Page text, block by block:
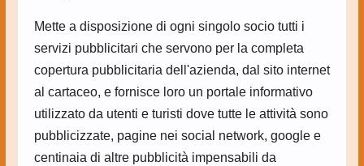
Mette a disposizione di ogni singolo socio tutti i
servizi pubblicitari che servono per la completa
copertura pubblicitaria dell'azienda, dal sito internet
al cartaceo, e fornisce loro un portale informativo
utilizzato da utenti e turisti dove tutte le attività sono
pubblicizzate, pagine nei social network, google e
centinaia di altre pubblicità impensabili da